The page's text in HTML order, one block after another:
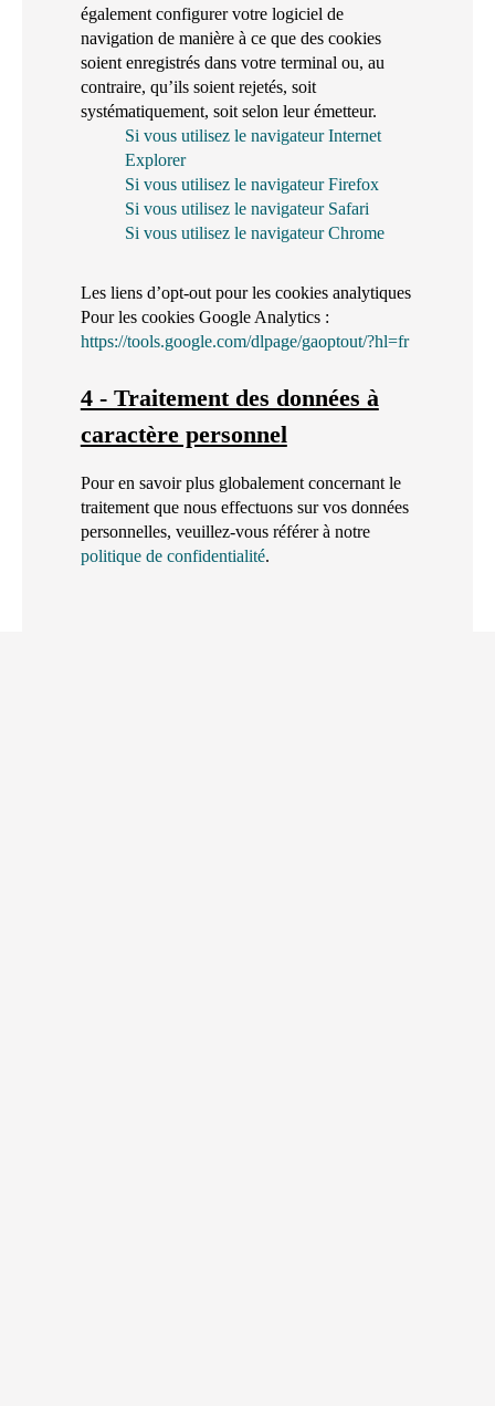
également configurer votre logiciel de
navigation de manière à ce que des cookies
soient enregistrés dans votre terminal ou, au
contraire, qu’ils soient rejetés, soit
systématiquement, soit selon leur émetteur.
Si vous utilisez le navigateur Internet
Explorer
Si vous utilisez le navigateur Firefox
Si vous utilisez le navigateur Safari
Si vous utilisez le navigateur Chrome
Les liens d’opt-out pour les cookies analytiques
Pour les cookies Google Analytics :
https://tools.google.com/dlpage/gaoptout/?hl=fr
4 - Traitement des données à
caractère personnel
Pour en savoir plus globalement concernant le
traitement que nous effectuons sur vos données
personnelles, veuillez-vous référer à notre
politique de confidentialité.